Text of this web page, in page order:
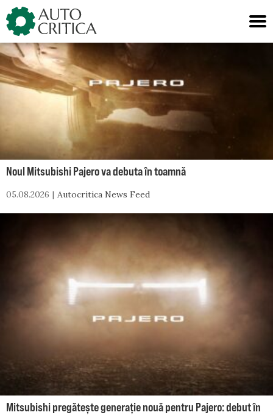
Skip
to
content
Noul Mitsubishi Pajero va debuta în toamnă
05.08.2026 Autocritica News Feed
Mitsubishi pregătește generație nouă pentru Pajero: debut în